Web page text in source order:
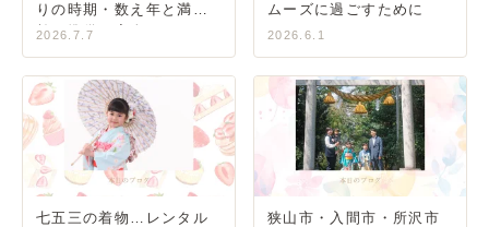
りの時期・数え年と満年
齢・準備の完全ガイド
2026.7.7
ムーズに過ごすために
2026.6.1
七五三の着物…レンタル
狭山市・入間市・所沢市